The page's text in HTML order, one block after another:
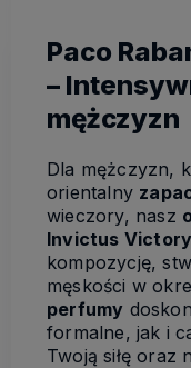
Paco
–
mężczyzn
Dla mężczyzn,
orientalny
wieczory, nasz
Invictus Victory
kompozycję,
męskości w
perfumy
formalne, jak i
Twoją siłę oraz